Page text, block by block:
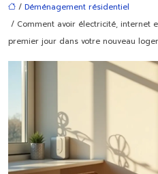
/ Déménagement résidentiel
/ Comment avoir électricité, internet
premier jour dans votre nouveau